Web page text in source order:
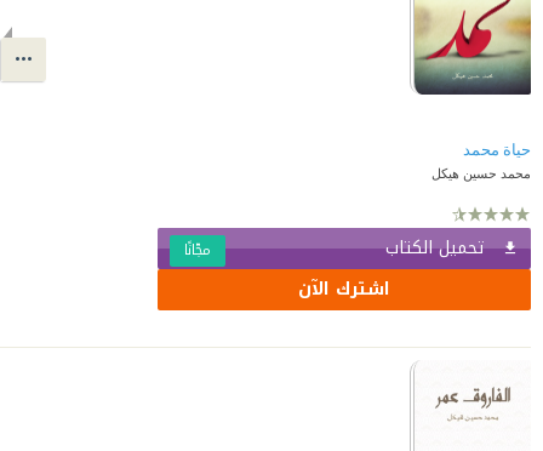
حياة محمد
محمد حسين هيكل
تحميل الكتاب مجّانًا
اشترك الآن